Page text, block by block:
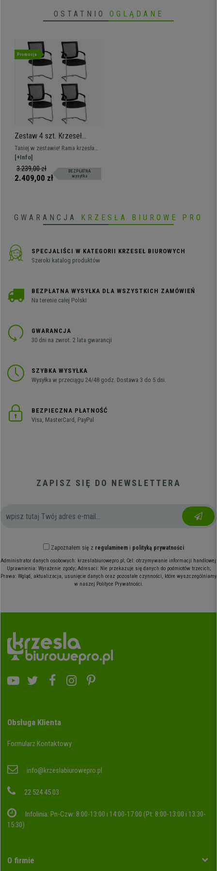
OSTATNIO OGLĄDANE
Promocja
Zestaw 4 szt. Krzeseł
Konferencyjnych WISTER,
Metalowy Stelaż, Wysoka
Jakość, Czarne
Taniej w zestawie! Rama krzesła
ze stali chromowanej,
oddychające oparcie i gęsta
wyściółka. Darmowa dostawa!
[+Info]
3.239,00 zł
2.409,00 zł
BEZPŁATNA
wysyłka
GWARANCJA KRZESŁA BIUROWE PRO
SPECJALIŚCI W KATEGORII KRZESEŁ BIUROWYCH
Szeroki katalog produktów
BEZPŁATNA WYSYŁKA DLA WSZYSTKICH ZAMÓWIEŃ
Na terenie całej Polski
GWARANCJA
30 dni na zwrot. 2 lata gwarancji
SZYBKA WYSYŁKA
Wysyłka w przeciągu 24/48 godz. Dostawa 3 do 5 dni.
BEZPIECZNA PŁATNOŚĆ
Visa, MasterCard, PayPal
ZAPISZ SIĘ DO NEWSLETTERA
Zapoznałem się z regulaminemi polityką prywatności
Administrator danych osobowych: krzeslabiurowepro.pl; Cel: otrzymywanie informacji handlowej;
Uprawnienia: Wyrażenie zgody; Adresaci: Nie przekazuje się danych do podmiotów trzecich;
Prawa: Wgląd, aktualizacja, usunięcie danych oraz pozostałe czynności, które wyszczególniamy
w naszej Polityce Prywatności.
Obsługa Klienta
Formularz Kontaktowy
info@krzeslabiurowepro.pl
22 524 45 03
Infolinia: Pn-Czw: 8:00-13:00 i 14:00-17:00 (Pt: 8:00-13:00 i 13:30-
15:30)
O firmie